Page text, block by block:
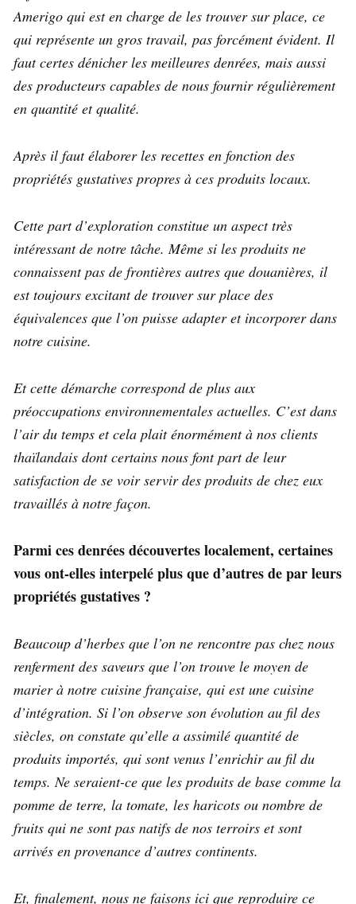
Amerigo qui est en charge de les trouver sur place, ce
qui représente un gros travail, pas forcément évident. Il
faut certes dénicher les meilleures denrées, mais aussi
des producteurs capables de nous fournir régulièrement
en quantité et qualité.
Après il faut élaborer les recettes en fonction des
propriétés gustatives propres à ces produits locaux.
Cette part d’exploration constitue un aspect très
intéressant de notre tâche. Même si les produits ne
connaissent pas de frontières autres que douanières, il
est toujours excitant de trouver sur place des
équivalences que l’on puisse adapter et incorporer dans
notre cuisine.
Et cette démarche correspond de plus aux
préoccupations environnementales actuelles. C’est dans
l’air du temps et cela plait énormément à nos clients
thaïlandais dont certains nous font part de leur
satisfaction de se voir servir des produits de chez eux
travaillés à notre façon.
Parmi ces denrées découvertes localement, certaines
vous ont-elles interpelé plus que d’autres de par leurs
propriétés gustatives ?
Beaucoup d’herbes que l’on ne rencontre pas chez nous
renferment des saveurs que l’on trouve le moyen de
marier à notre cuisine française, qui est une cuisine
d’intégration. Si l’on observe son évolution au fil des
siècles, on constate qu’elle a assimilé quantité de
produits importés, qui sont venus l’enrichir au fil du
temps. Ne seraient-ce que les produits de base comme la
pomme de terre, la tomate, les haricots ou nombre de
fruits qui ne sont pas natifs de nos terroirs et sont
arrivés en provenance d’autres continents.
Et, finalement, nous ne faisons ici que reproduire ce